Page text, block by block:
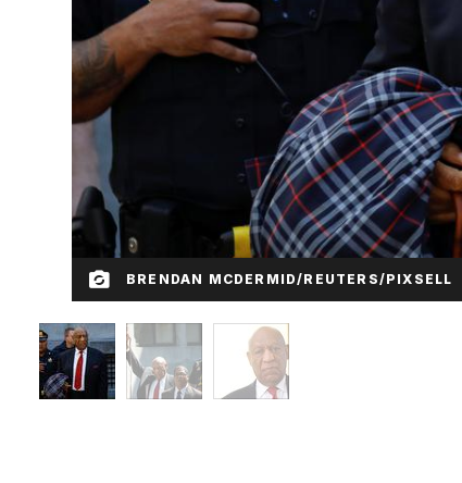
BRENDAN MCDERMID/REUTERS/PIXSELL